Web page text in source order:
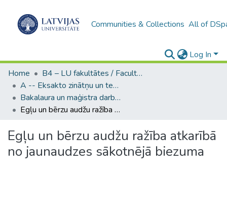
Communities & Collections All of
Log In
Home
B4 – LU fakultātes / Faculties of the UL
A -- Eksakto zinātņu un tehnoloģiju fakultāte / Faculty of Science and Technology
Bakalaura un maģistra darbi (EZTF) / Bachelor's and Master's theses
Egļu un bērzu audžu ražība atkarībā no jaunaudzes sākotnējā biezuma
Egļu un bērzu audžu ražība atkarībā
no jaunaudzes sākotnējā biezuma